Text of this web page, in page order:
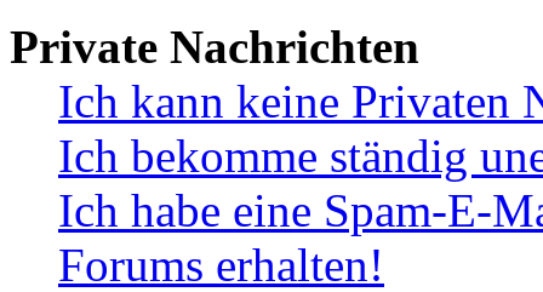
Private Nachrichten
Ich kann keine Privaten
Ich bekomme ständig
Ich habe eine Spam-E-
Forums erhalten!